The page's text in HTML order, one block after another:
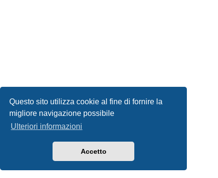
Questo sito utilizza cookie al fine di fornire la
migliore navigazione possibile
Ulteriori informazioni
Accetto